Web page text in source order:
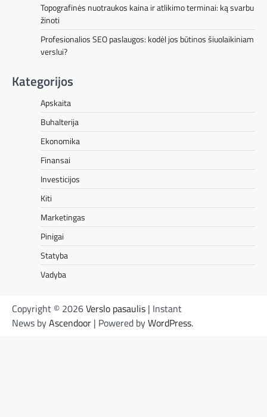
Topografinės nuotraukos kaina ir atlikimo terminai: ką svarbu
žinoti
Profesionalios SEO paslaugos: kodėl jos būtinos šiuolaikiniam
verslui?
Kategorijos
Apskaita
Buhalterija
Ekonomika
Finansai
Investicijos
Kiti
Marketingas
Pinigai
Statyba
Vadyba
Copyright © 2026Verslo pasaulis | Instant
News byAscendoor | Powered byWordPress.